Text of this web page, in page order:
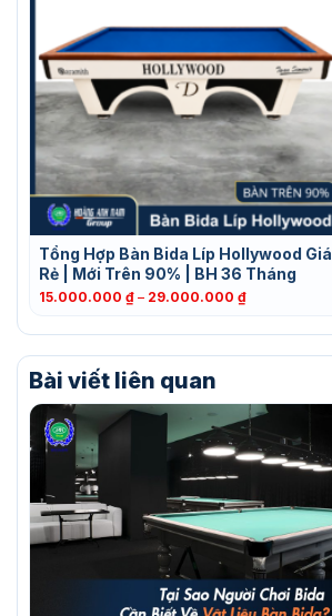
Tổng Hợp Bàn Bida Líp Hollywood Giá
Rẻ | Mới Trên 90% | BH 36 Tháng
15.000.000 ₫ – 29.000.000 ₫Khoảng
từ
Bài viết liên quan